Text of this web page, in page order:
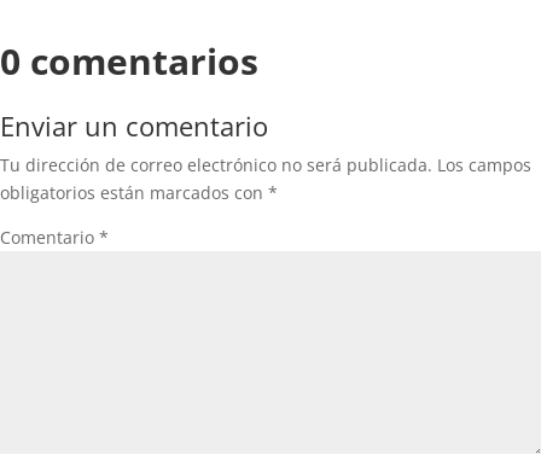
0 comentarios
Enviar un comentario
Tu dirección de correo electrónico no será publicada. Los campos
obligatorios están marcados con *
Comentario *